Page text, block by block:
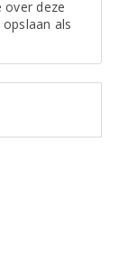
deze
als